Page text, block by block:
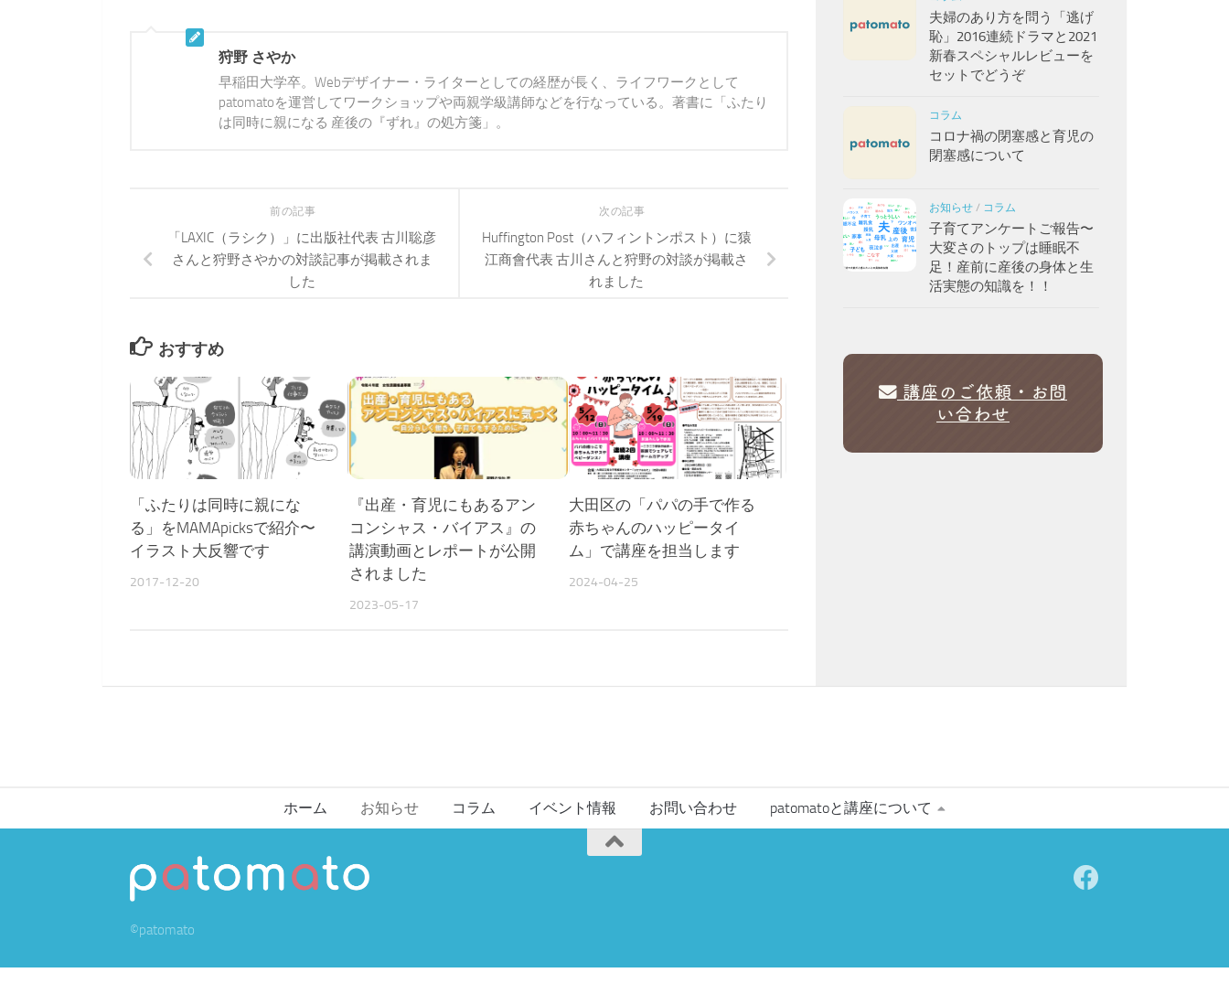
狩野 さやか
早稲田大学卒。Webデザイナー・ライターとしての経歴が長く、ライフワークとして
patomatoを運営してワークショップや両親学級講師などを行なっている。著書に「ふたり
は同時に親になる 産後の『ずれ』の処方箋」。
次の記事
Huffington Post（ハフィントンポスト）に猿
江商會代表 古川さんと狩野の対談が掲載さ
れました
前の記事
「LAXIC（ラシク）」に出版社代表 古川聡彦
さんと狩野さやかの対談記事が掲載されま
した
おすすめ
「ふたりは同時に親にな
る」をMAMApicksで紹介〜
イラスト大反響です
2017-12-20
『出産・育児にもあるアン
コンシャス・バイアス』の
講演動画とレポートが公開
されました
2023-05-17
大田区の「パパの手で作る
赤ちゃんのハッピータイ
ム」で講座を担当します
2024-04-25
夫婦のあり方を問う「逃げ
恥」2016連続ドラマと2021
新春スペシャルレビューを
セットでどうぞ
コラム
コロナ禍の閉塞感と育児の
閉塞感について
お知らせ / コラム
子育てアンケートご報告〜
大変さのトップは睡眠不
足！産前に産後の身体と生
活実態の知識を！！
講座のご依頼・お問
い合わせ
ホーム お知らせ コラム イベント情報 お問い合わせ patomatoと講座について
©patomato